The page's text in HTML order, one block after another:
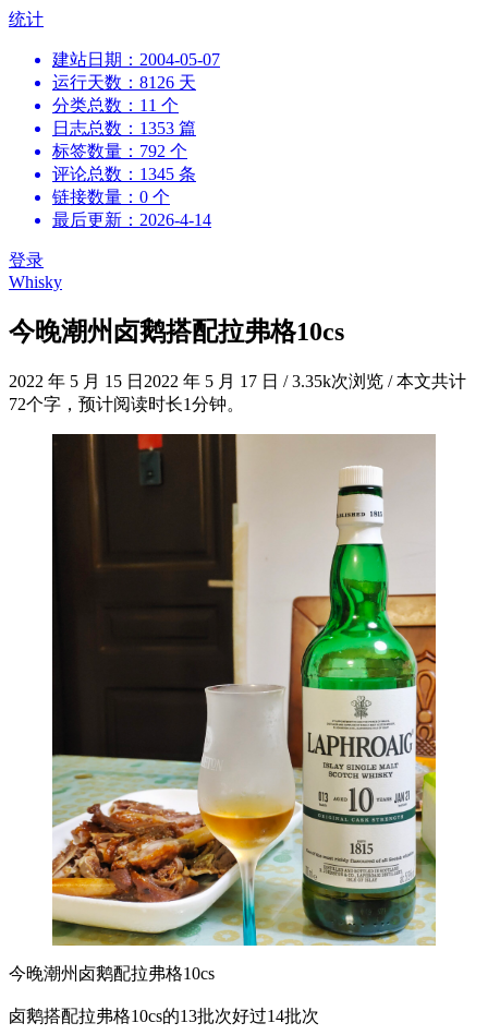
跳
统计
建站日期：2004-05-07
运行天数：8126 天
分类总数：11 个
日志总数：1353 篇
标签数量：792 个
评论总数：1345 条
链接数量：0 个
最后更新：2026-4-14
登录
Whisky
今晚潮州卤鹅搭配拉弗格10cs
2022 年 5 月 15 日 2022 年 5 月 17 日 /3.35k次浏览 /本文共计
72个字，预计阅读时长1分钟。
今晚潮州卤鹅配拉弗格10cs
卤鹅搭配拉弗格10cs的13批次好过14批次